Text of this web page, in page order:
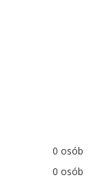
0 osób
0 osób